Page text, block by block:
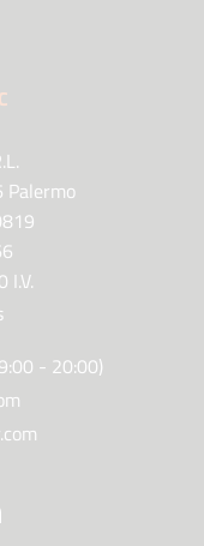
Palermo
I.V.
- 20:00)